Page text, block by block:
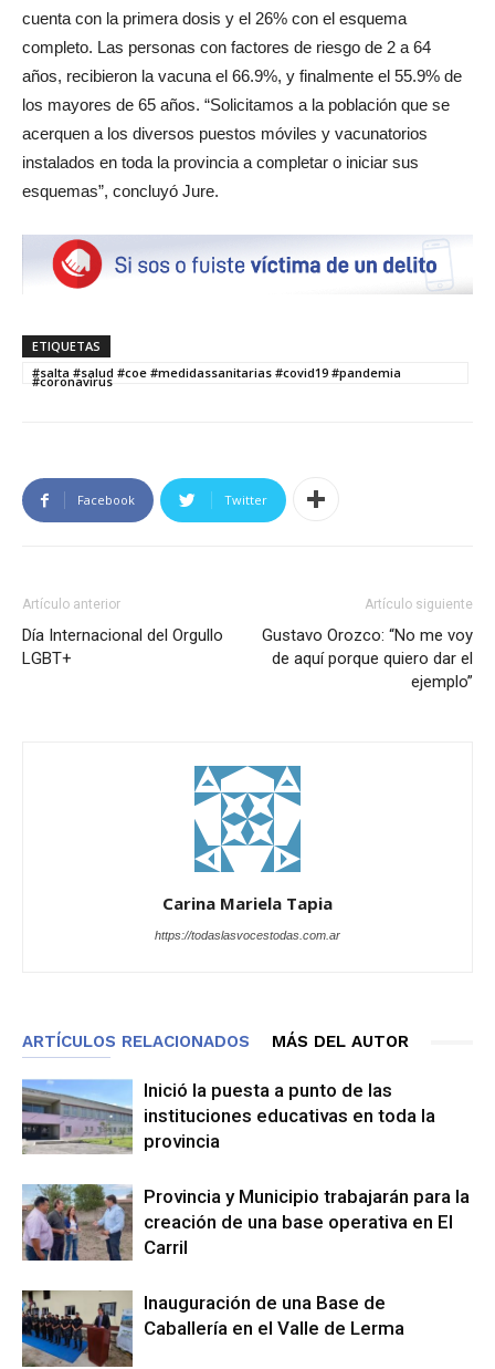
cuenta con la primera dosis y el 26% con el esquema
completo. Las personas con factores de riesgo de 2 a 64
años, recibieron la vacuna el 66.9%, y finalmente el 55.9% de
los mayores de 65 años. “Solicitamos a la población que se
acerquen a los diversos puestos móviles y vacunatorios
instalados en toda la provincia a completar o iniciar sus
esquemas”, concluyó Jure.
ETIQUETAS
#salta #salud #coe #medidassanitarias #covid19 #pandemia
#coronavirus
Facebook Twitter
Artículo anterior
Día Internacional del Orgullo
LGBT+
Artículo siguiente
Gustavo Orozco: “No me voy
de aquí porque quiero dar el
ejemplo”
Carina Mariela Tapia
https://todaslasvocestodas.com.ar
ARTÍCULOS RELACIONADOS MÁS DEL AUTOR
Inició la puesta a punto de las
instituciones educativas en toda la
provincia
Provincia y Municipio trabajarán para la
creación de una base operativa en El
Carril
Inauguración de una Base de
Caballería en el Valle de Lerma